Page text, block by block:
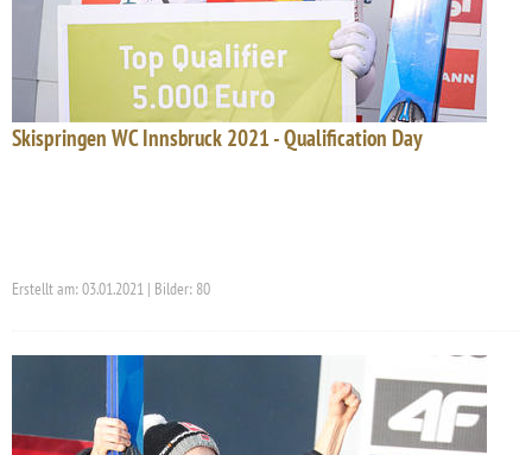
Skispringen WC Innsbruck 2021 - Qualification Day
Erstellt am: 03.01.2021 | Bilder: 80